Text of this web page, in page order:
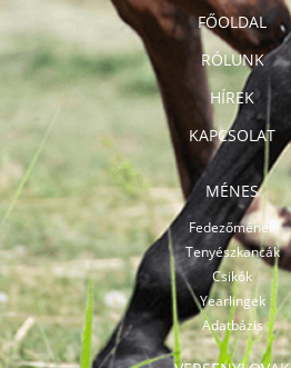
FŐOLDAL
RÓLUNK
HÍREK
KAPCSOLAT
MÉNES
Fedezőmének
Tenyészkancák
Csikók
Yearlingek
Adatbázis